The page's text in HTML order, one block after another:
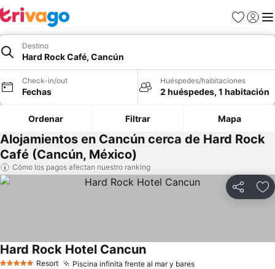
Favoritos
Iniciar
Destino
Hard Rock Café, Cancún
Check-in/out
Fechas
Huéspedes/habitaciones
2 huéspedes, 1 habitación
Ordenar Filtrar Mapa
Alojamientos en Cancún cerca de Hard Rock
Café (Cancún, México)
Cómo los pagos afectan nuestro ranking
Compartir
5 Estrellas Resort Piscina infinita frente al mar y baresVer precios
Hard Rock Hotel CancunVer precios